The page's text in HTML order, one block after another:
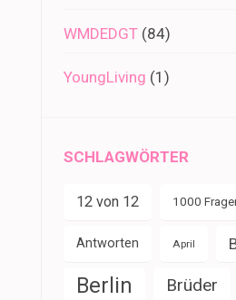
WMDEDGT (84)
YoungLiving (1)
SCHLAGWÖRTER
12 von 12 1000
Antworten April
Berlin Brüder